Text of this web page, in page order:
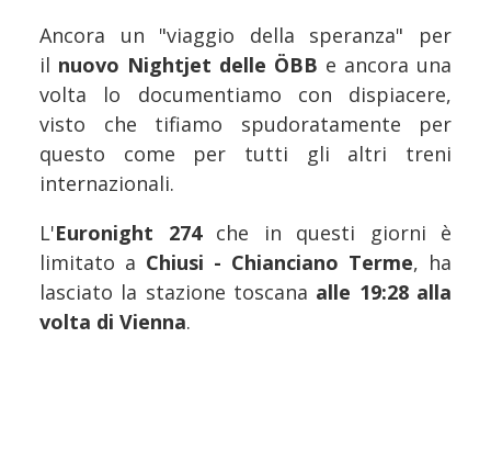
Ancora un "viaggio della speranza" per
il nuovo Nightjet delle ÖBB e ancora una
volta lo documentiamo con dispiacere,
visto che tifiamo spudoratamente per
questo come per tutti gli altri treni
internazionali.
L'Euronight 274 che in questi giorni è
limitato a Chiusi - Chianciano Terme, ha
lasciato la stazione toscana alle 19:28 alla
volta di Vienna.